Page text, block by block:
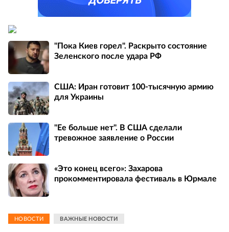
"Пока Киев горел". Раскрыто состояние
Зеленского после удара РФ
США: Иран готовит 100-тысячную армию
для Украины
"Ее больше нет". В США сделали
тревожное заявление о России
«Это конец всего»: Захарова
прокомментировала фестиваль в Юрмале
НОВОСТИ ВАЖНЫЕ НОВОСТИ